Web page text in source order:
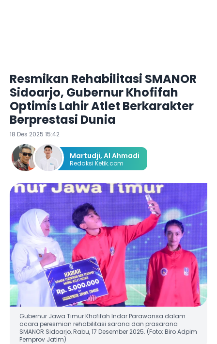
Resmikan Rehabilitasi SMANOR
Sidoarjo, Gubernur Khofifah
Optimis Lahir Atlet Berkarakter
Berprestasi Dunia
18 Des 2025 15:42
Martudji, Al Ahmadi
Redaksi Ketik.com
Gubernur Jawa Timur Khofifah Indar Parawansa dalam
acara peresmian rehabilitasi sarana dan prasarana
SMANOR Sidoarjo, Rabu, 17 Desember 2025. (Foto: Biro Adpim
Pemprov Jatim)